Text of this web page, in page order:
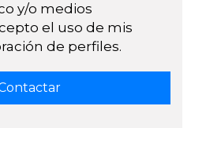
y/o medios
el uso de mis
de perfiles.